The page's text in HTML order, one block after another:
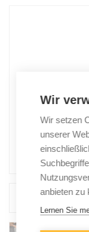
Wir
Wir setzen
unserer
anbieten zu
Lernen Sie